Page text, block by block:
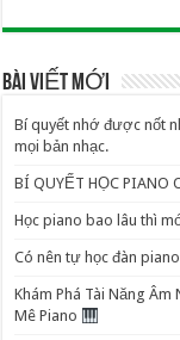
BÀI VIẾT MỚI
Bí quyết nhớ được nốt
mọi bản nhạc.
BÍ QUYẾT HỌC PIANO
Học piano bao lâu thì
Có nên tự học đàn
Khám Phá Tài Năng
Mê Piano